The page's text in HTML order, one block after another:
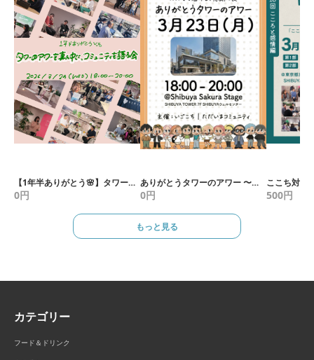
【1年半ありがとう🌸】タワーのアワーを真ん中に、コミュニティを語る会
0円
ありがとうタワーのアワー 〜みんなで届ける、感謝の夜〜
0円 500円
もっと見る
カテゴリー
フード＆ドリンク